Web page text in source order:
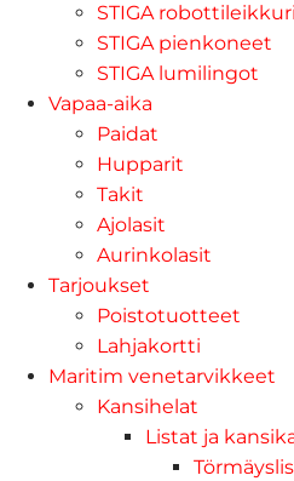
STIGA
STIGA pienkoneet
STIGA lumilingot
Vapaa-aika
Paidat
Hupparit
Takit
Ajolasit
Aurinkolasit
Tarjoukset
Poistotuotteet
Lahjakortti
Maritim venetarvikkeet
Kansihelat
Listat ja